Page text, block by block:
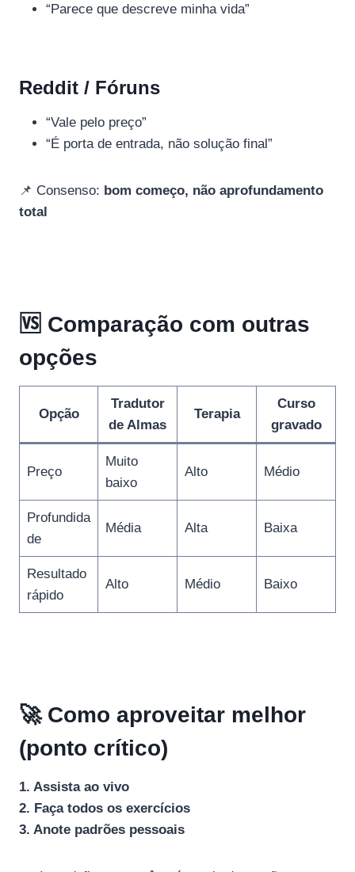
“Parece que descreve minha vida”
Reddit / Fóruns
“Vale pelo preço”
“É porta de entrada, não solução final”
📌 Consenso: bom começo, não aprofundamento
total
🆚 Comparação com outras
opções
Opção
Tradutor
de Almas
Terapia
Curso
gravado
Preço
Muito
baixo
Alto Médio
Profundida
de
Média Alta Baixa
Resultado
rápido
Alto Médio Baixo
🚀 Como aproveitar melhor
(ponto crítico)
1. Assista ao vivo
2. Faça todos os exercícios
3. Anote padrões pessoais